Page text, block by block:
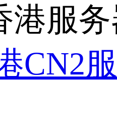
港服
CN2